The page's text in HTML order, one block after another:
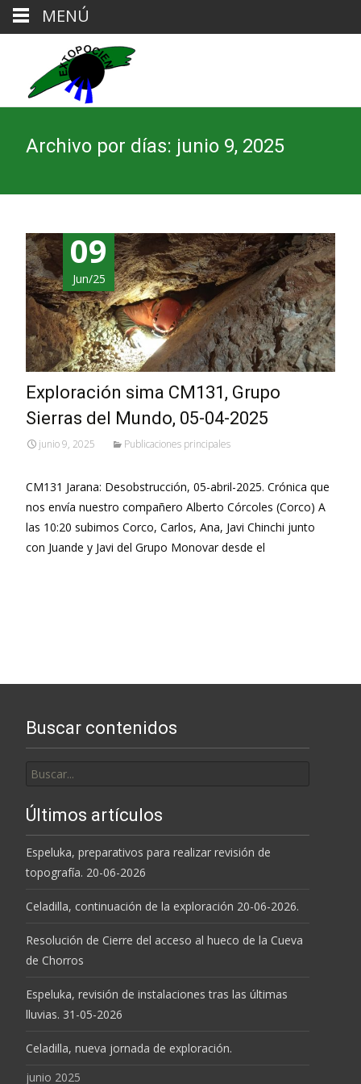
Archivo por días: junio 9, 2025
09
Jun/25
Exploración sima CM131, Grupo
Sierras del Mundo, 05-04-2025
junio 9, 2025 Publicaciones principales
CM131 Jarana: Desobstrucción, 05-abril-2025. Crónica que
nos envía nuestro compañero Alberto Córcoles (Corco) A
las 10:20 subimos Corco, Carlos, Ana, Javi Chinchi junto
con Juande y Javi del Grupo Monovar desde el
Buscar contenidos
por:
Últimos artículos
Espeluka, preparativos para realizar revisión de
topografía. 20-06-2026
Celadilla, continuación de la exploración 20-06-2026.
Resolución de Cierre del acceso al hueco de la Cueva
de Chorros
Espeluka, revisión de instalaciones tras las últimas
lluvias. 31-05-2026
Celadilla, nueva jornada de exploración.
junio 2025
MENÚ